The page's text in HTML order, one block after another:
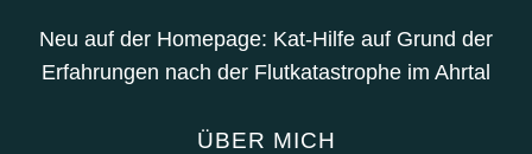
Neu auf der Homepage: Kat-Hilfe auf Grund der
Erfahrungen nach der Flutkatastrophe im Ahrtal
ÜBER MICH